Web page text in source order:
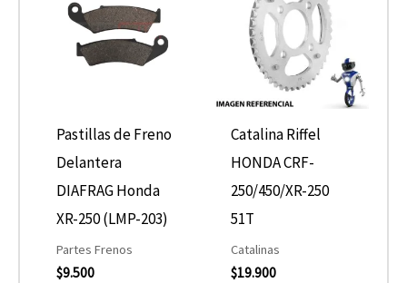
Pastillas de Freno
Delantera
DIAFRAG Honda
XR-250 (LMP-203)
Partes Frenos
$9.500
Catalina Riffel
HONDA CRF-
250/450/XR-250
51T
Catalinas
$19.900